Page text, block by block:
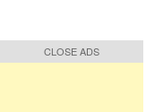
CLOSE ADS
CLOSE ADS